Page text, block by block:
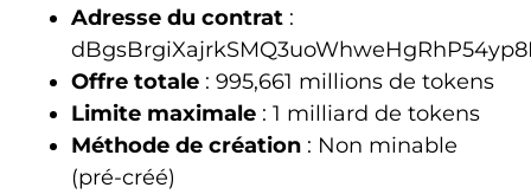
Adresse du contrat :
Offre totale : 995,661 millions de tokens
Limite maximale : 1 milliard de tokens
Méthode de création : Non minable
(pré-créé)